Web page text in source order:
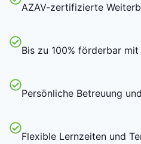
AZAV-zertifizierte
Bis zu 100% förderbar
Persönliche Betreuung
Flexible Lernzeiten und